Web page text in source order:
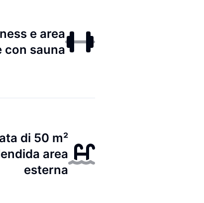
e area
con sauna
di 50 m²
area
esterna